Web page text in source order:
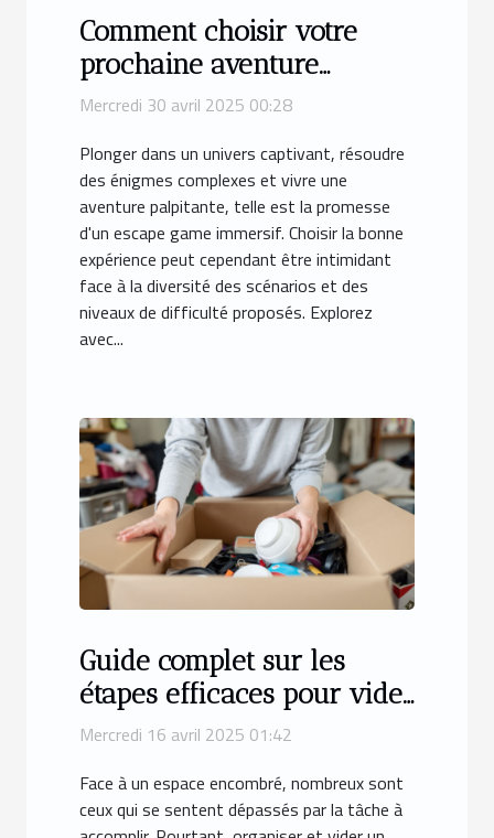
Comment choisir votre
prochaine aventure
d'escape game immersive
Mercredi 30 avril 2025 00:28
Plonger dans un univers captivant, résoudre
des énigmes complexes et vivre une
aventure palpitante, telle est la promesse
d'un escape game immersif. Choisir la bonne
expérience peut cependant être intimidant
face à la diversité des scénarios et des
niveaux de difficulté proposés. Explorez
avec...
Guide complet sur les
étapes efficaces pour vider
un espace encombré
Mercredi 16 avril 2025 01:42
Face à un espace encombré, nombreux sont
ceux qui se sentent dépassés par la tâche à